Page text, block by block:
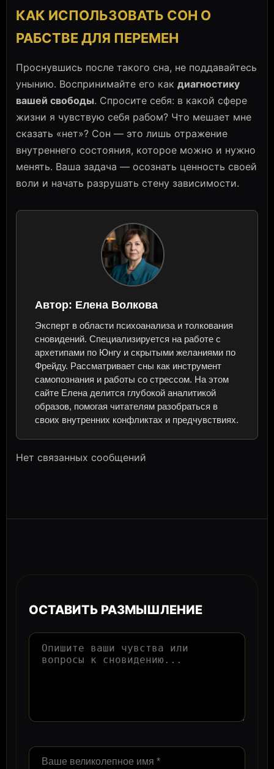
КАК ИСПОЛЬЗОВАТЬ СОН О
РАБСТВЕ ДЛЯ ПЕРЕМЕН
Проснувшись после такого сна, не поддавайтесь
унынию. Воспринимайте его как диагностику
вашей свободы. Спросите себя: в какой сфере
жизни я чувствую себя рабом? Что мешает мне
сказать «нет»? Сон — это лишь отражение
внутреннего состояния, которое можно и нужно
менять. Ваша задача — осознать ценность своей
воли и начать разрушать стену зависимости.
Автор: Елена Волкова
Эксперт в области психоанализа и толкования
сновидений. Специализируется на работе с
архетипами по Юнгу и скрытыми желаниями по
Фрейду. Рассматривает сны как инструмент
самопознания и работы со стрессом. На этом
сайте Елена делится глубокой аналитикой
образов, помогая читателям разобраться в
своих внутренних конфликтах и предчувствиях.
Нет связанных сообщений
ОСТАВИТЬ РАЗМЫШЛЕНИЕ